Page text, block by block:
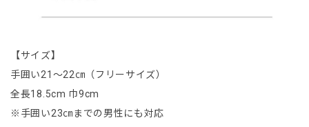
【サイズ】
手囲い21〜22㎝（フリーサイズ）
全長18.5cm 巾9cm
※手囲い23㎝までの男性にも対応